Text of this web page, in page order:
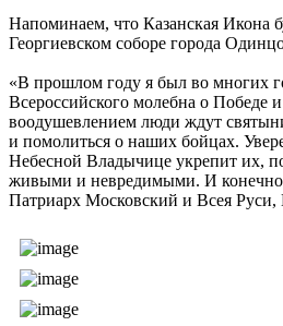
Напоминаем, что Казанская Икона
Георгиевском соборе города
«В прошлом году я был во многих
Всероссийского молебна о Победе
воодушевлением люди ждут
и помолиться о наших бойцах.
Небесной Владычице укрепит их,
живыми и невредимыми. И
Патриарх Московский и Всея